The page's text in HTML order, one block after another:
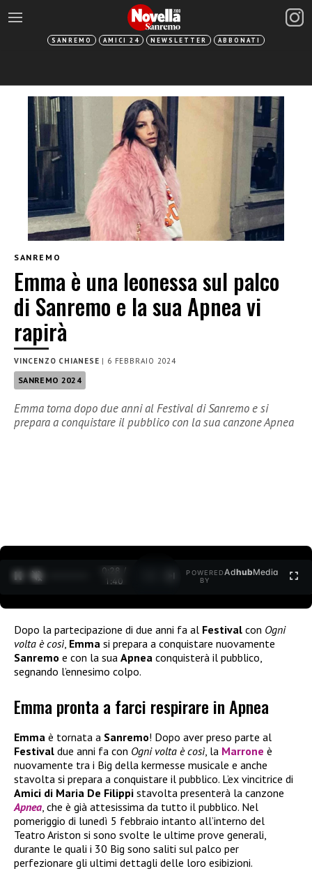
SANREMO AMICI 24 NEWSLETTER ABBONATI
SANREMO
Emma è una leonessa sul palco
di Sanremo e la sua Apnea vi
rapirà
VINCENZO CHIANESE | 6 FEBBRAIO 2024
SANREMO 2024
Emma torna dopo due anni al Festival di Sanremo e si
prepara a conquistare il pubblico con la sua canzone Apnea
0:29 /
1:40
POWERED
BY
AdhubMedia
Dopo la partecipazione di due anni fa al Festival con Ogni
volta è così Emma si prepara a conquistare nuovamente
Sanremo e con la sua Apnea conquisterà il pubblico,
segnando l’ennesimo colpo.
Emma pronta a farci respirare in Apnea
Emma è tornata a Sanremo! Dopo aver preso parte al
Festival due anni fa con Ogni volta è così, la Marrone è
nuovamente tra i Big della kermesse musicale e anche
stavolta si prepara a conquistare il pubblico. L’ex vincitrice di
Amici di Maria De Filippi stavolta presenterà la canzone
Apnea, che è già attesissima da tutto il pubblico. Nel
pomeriggio di lunedì 5 febbraio intanto all’interno del
Teatro Ariston si sono svolte le ultime prove generali,
durante le quali i 30 Big sono saliti sul palco per
perfezionare gli ultimi dettagli delle loro esibizioni.